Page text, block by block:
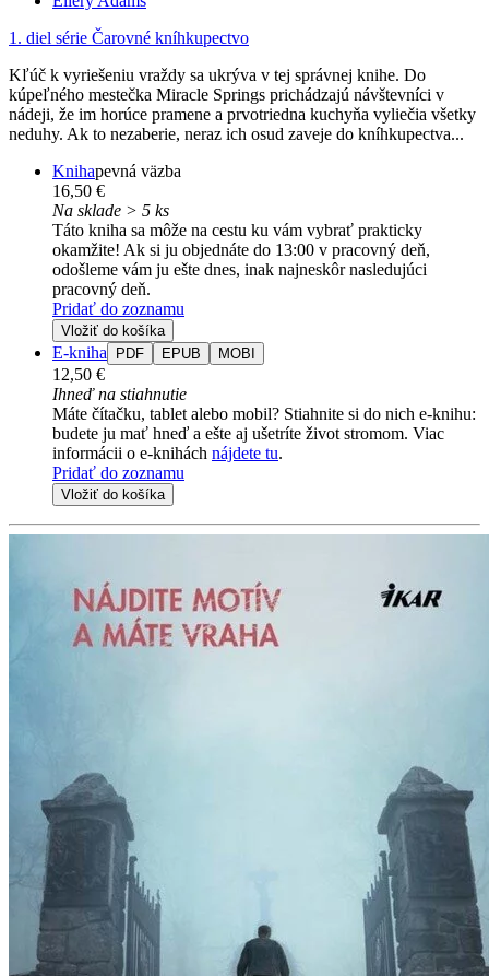
1. diel série Čarovné kníhkupectvo
Kľúč k vyriešeniu vraždy sa ukrýva v tej správnej knihe. Do
kúpeľného mestečka Miracle Springs prichádzajú návštevníci v
nádeji, že im horúce pramene a prvotriedna kuchyňa vyliečia všetky
neduhy. Ak to nezaberie, neraz ich osud zaveje do kníhkupectva...
Knihapevná väzba
16,50 €
Na sklade > 5 ks
Táto kniha sa môže na cestu ku vám vybrať prakticky
okamžite! Ak si ju objednáte do 13:00 v pracovný deň,
odošleme vám ju ešte dnes, inak najneskôr nasledujúci
pracovný deň.
Pridať do zoznamu
Vložiť do košíka
E-kniha PDF EPUB MOBI
12,50 €
Ihneď na stiahnutie
Máte čítačku, tablet alebo mobil? Stiahnite si do nich e-knihu:
budete ju mať hneď a ešte aj ušetríte život stromom. Viac
informácii o e-knihách nájdete tu.
Pridať do zoznamu
Vložiť do košíka